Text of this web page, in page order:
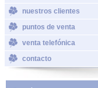
nuestros clientes
puntos de venta
venta telefónica
contacto